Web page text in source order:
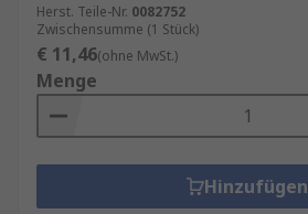
Herst. Teile-Nr. 0082752
Zwischensumme (1 Stück)
€ 11,46(ohne MwSt.)
Menge
Hinzufügen